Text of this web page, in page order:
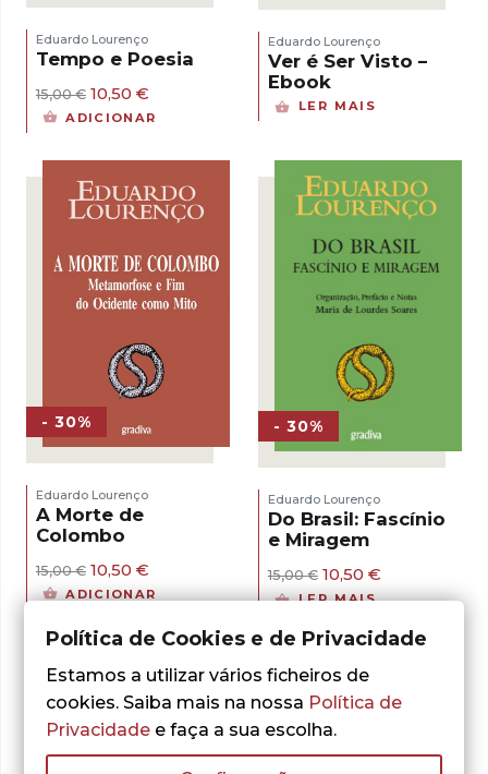
Eduardo Lourenço
Tempo e Poesia
15,00€ O
preço
15,00 €.
10,50 €
preço
10,50 €.
ADICIONAR
Eduardo Lourenço
Ver é Ser Visto –
Ebook
LER MAIS
- 30%
Eduardo Lourenço
A Morte de
Colombo
15,00€ O
preço
original
15,00 €.
10,50 €
preço
atual
10,50 €.
ADICIONAR
- 30%
Eduardo Lourenço
Do Brasil: Fascínio
e Miragem
15,00€ O
preço
era:
15,00 €.
10,50 €O
preço
é:
10,50 €.
LER MAIS
Política de Cookies e de Privacidade
Estamos a utilizar vários ficheiros de
cookies. Saiba mais na nossa Política de
Privacidade e faça a sua escolha.